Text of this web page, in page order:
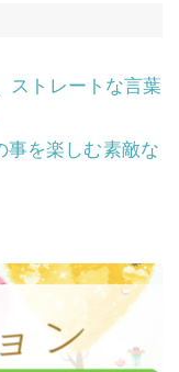
ストレートな言葉
事を楽しむ素敵な